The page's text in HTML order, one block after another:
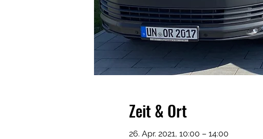
Zeit & Ort
26. Apr. 2021, 10:00 – 14:00